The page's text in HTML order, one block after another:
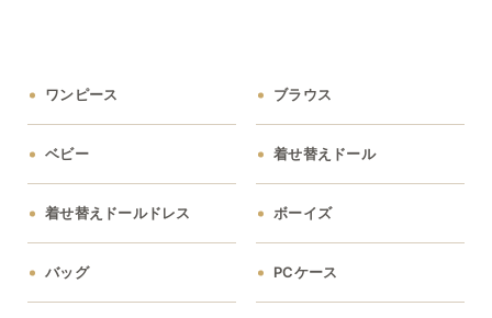
ワンピース ブラウス
ベビー 着せ替えドール
着せ替えドールドレス ボーイズ
バッグ PCケース